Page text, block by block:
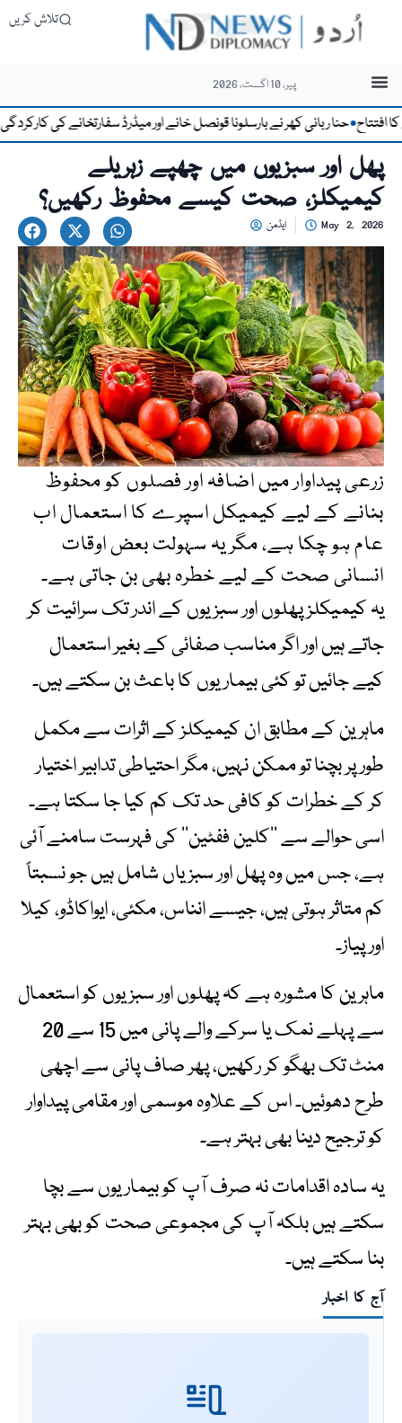
تلاش کریں
پیر، 10 اگست، 2026
حنا ربانی کھر نے بارسلونا قونصل خانے اور میڈرڈ سفارتخانے کی کارکردگی●
پھل اور سبزیوں میں چھپے زہریلے
کیمیکلز، صحت کیسے محفوظ رکھیں؟
ایڈمن May 2, 2026
زرعی پیداوار میں اضافہ اور فصلوں کو محفوظ
بنانے کے لیے کیمیکل اسپرے کا استعمال اب
عام ہو چکا ہے، مگر یہ سہولت بعض اوقات
انسانی صحت کے لیے خطرہ بھی بن جاتی ہے۔
یہ کیمیکلز پھلوں اور سبزیوں کے اندر تک سرائیت کر
جاتے ہیں اور اگر مناسب صفائی کے بغیر استعمال
کیے جائیں تو کئی بیماریوں کا باعث بن سکتے ہیں۔
ماہرین کے مطابق ان کیمیکلز کے اثرات سے مکمل
طور پر بچنا تو ممکن نہیں، مگر احتیاطی تدابیر اختیار
کر کے خطرات کو کافی حد تک کم کیا جا سکتا ہے۔
اسی حوالے سے ’’کلین ففٹین‘‘ کی فہرست سامنے آئی
ہے، جس میں وہ پھل اور سبزیاں شامل ہیں جو نسبتاً
کم متاثر ہوتی ہیں، جیسے انناس، مکئی، ایواکاڈو، کیلا
اور پیاز۔
ماہرین کا مشورہ ہے کہ پھلوں اور سبزیوں کو استعمال
سے پہلے نمک یا سرکے والے پانی میں 15 سے 20
منٹ تک بھگو کر رکھیں، پھر صاف پانی سے اچھی
طرح دھوئیں۔ اس کے علاوہ موسمی اور مقامی پیداوار
کو ترجیح دینا بھی بہتر ہے۔
یہ سادہ اقدامات نہ صرف آپ کو بیماریوں سے بچا
سکتے ہیں بلکہ آپ کی مجموعی صحت کو بھی بہتر
بنا سکتے ہیں۔
آج کا اخبار